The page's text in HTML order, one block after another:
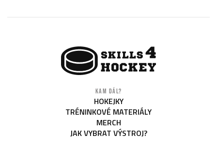
KAM DÁL?
HOKEJKY
TRÉNINKOVÉ MATERIÁLY
MERCH
JAK VYBRAT VÝSTROJ?